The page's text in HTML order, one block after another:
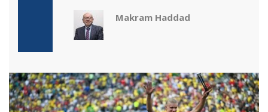
Makram Haddad